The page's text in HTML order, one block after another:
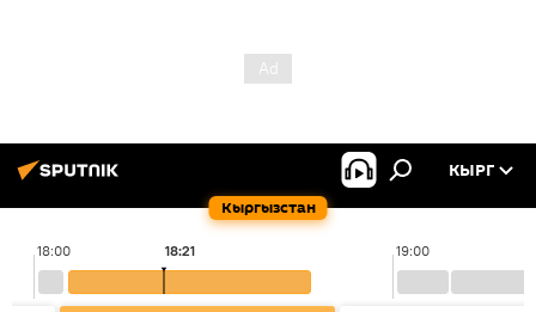
Кыргызстан
КЫРГ
18:00 19:00
18:21